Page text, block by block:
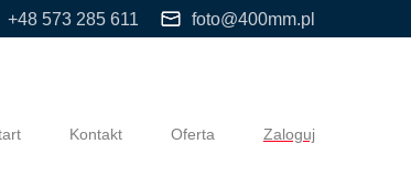
+48 573 285 611 foto@400mm.pl
Kontakt Oferta Zaloguj